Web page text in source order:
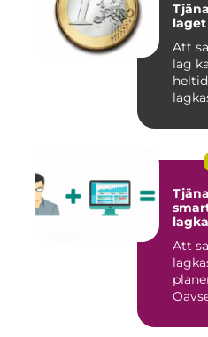
Tjäna
Att
lag
Att